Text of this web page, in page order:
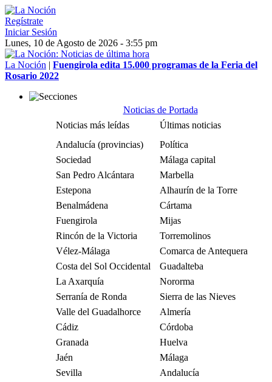
Regístrate
Iniciar Sesión
Lunes, 10 de Agosto de 2026 - 3:55 pm
La Noción | Fuengirola edita 15.000 programas de la Feria del
Rosario 2022
Noticias de Portada
Noticias más leídas
Últimas noticias
Andalucía (provincias)
Política
Sociedad
Málaga capital
San Pedro Alcántara
Marbella
Estepona
Alhaurín de la Torre
Benalmádena
Cártama
Fuengirola
Mijas
Rincón de la Victoria
Torremolinos
Vélez-Málaga
Comarca de Antequera
Costa del Sol Occidental
Guadalteba
La Axarquía
Nororma
Serranía de Ronda
Sierra de las Nieves
Valle del Guadalhorce
Almería
Cádiz
Córdoba
Granada
Huelva
Jaén
Málaga
Sevilla
Andalucía